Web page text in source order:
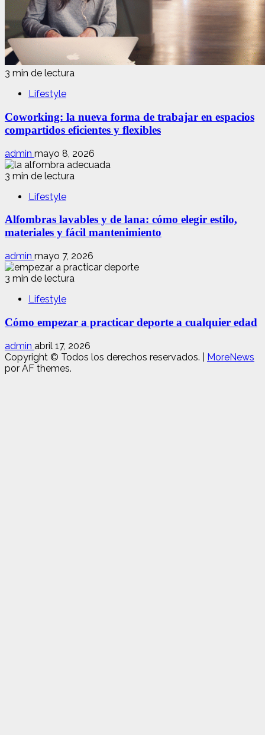
3 min de lectura
Lifestyle
Coworking: la nueva forma de trabajar en espacios
compartidos eficientes y flexibles
admin mayo 8, 2026
3 min de lectura
Lifestyle
Alfombras lavables y de lana: cómo elegir estilo,
materiales y fácil mantenimiento
admin mayo 7, 2026
3 min de lectura
Lifestyle
Cómo empezar a practicar deporte a cualquier edad
admin abril 17, 2026
Copyright © Todos los derechos reservados.
MoreNews
por AF themes.